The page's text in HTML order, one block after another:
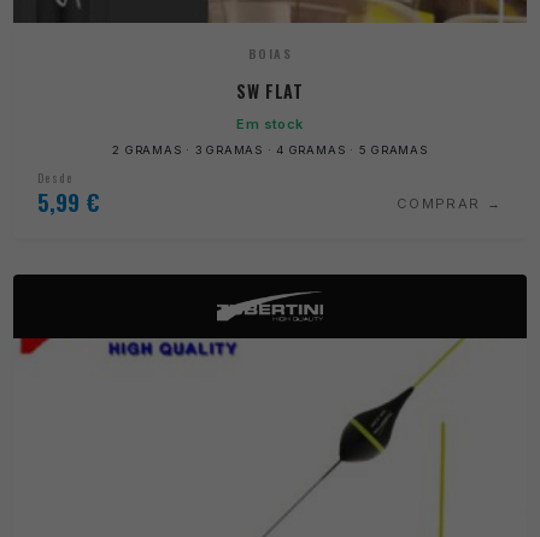
BOIAS
SW FLAT
Em stock
2 GRAMAS · 3 GRAMAS · 4 GRAMAS · 5 GRAMAS
Desde
5,99 € COMPRAR